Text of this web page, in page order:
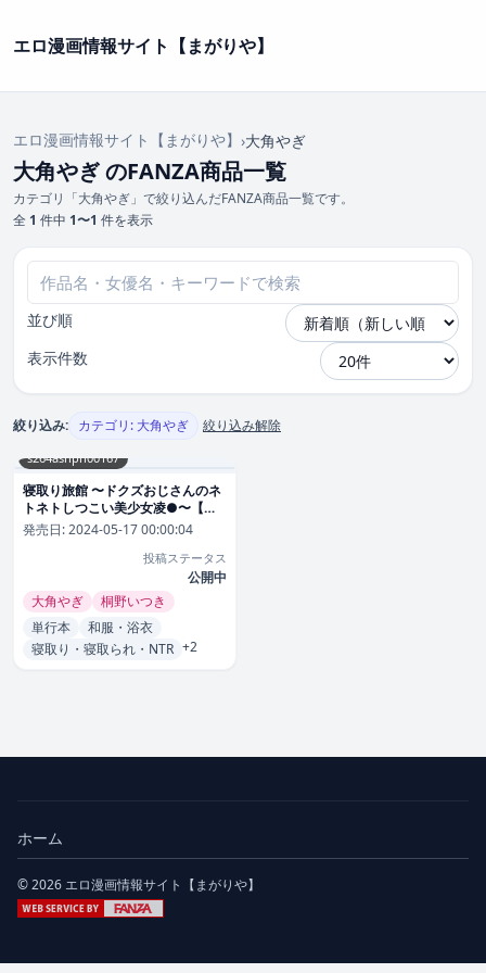
エロ漫画情報サイト【まがりや】
エロ漫画情報サイト【まがりや】 ›大角やぎ
大角やぎ のFANZA商品一覧
カテゴリ「大角やぎ」で絞り込んだFANZA商品一覧です。
全 1 件中 1〜1 件を表示
並び順
表示件数
絞り込み: カテゴリ: 大角やぎ 絞り込み解除
s264asnph00167
寝取り旅館 〜ドクズおじさんのネ
トネトしつこい美少女凌●〜【合
本版】
発売日:2024-05-17 00:00:04
投稿ステータス
公開中
大角やぎ
桐野いつき
単行本
和服・浴衣
寝取り・寝取られ・NTR +2
ホーム
© 2026 エロ漫画情報サイト【まがりや】